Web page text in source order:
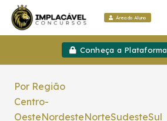
Área do Aluno
Conheça a Plataforma
Por Região
Centro-
OesteNordesteNorteSudesteSul